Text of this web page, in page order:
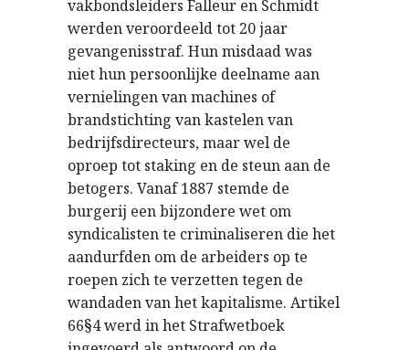
vakbondsleiders Falleur en Schmidt
werden veroordeeld tot 20 jaar
gevangenisstraf. Hun misdaad was
niet hun persoonlijke deelname aan
vernielingen van machines of
brandstichting van kastelen van
bedrijfsdirecteurs, maar wel de
oproep tot staking en de steun aan de
betogers. Vanaf 1887 stemde de
burgerij een bijzondere wet om
syndicalisten te criminaliseren die het
aandurfden om de arbeiders op te
roepen zich te verzetten tegen de
wandaden van het kapitalisme. Artikel
66§4 werd in het Strafwetboek